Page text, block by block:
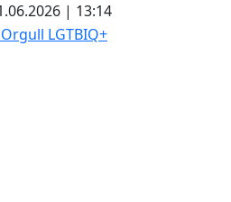
| 13:14
LGTBIQ+